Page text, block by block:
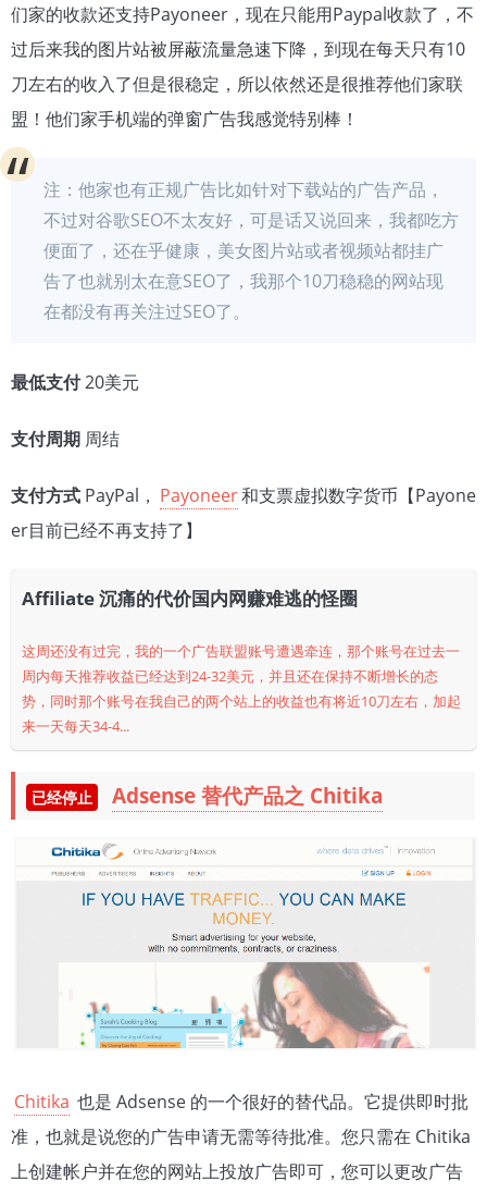
们家的收款还支持Payoneer，现在只能用Paypal收款了，不
过后来我的图片站被屏蔽流量急速下降，到现在每天只有10
刀左右的收入了但是很稳定，所以依然还是很推荐他们家联
盟！他们家手机端的弹窗广告我感觉特别棒！
注：他家也有正规广告比如针对下载站的广告产品，
不过对谷歌SEO不太友好，可是话又说回来，我都吃方
便面了，还在乎健康，美女图片站或者视频站都挂广
告了也就别太在意SEO了，我那个10刀稳稳的网站现
在都没有再关注过SEO了。
最低支付20美元
支付周期 周结
支付方式 PayPal， Payoneer和支票虚拟数字货币【Payone
er目前已经不再支持了】
Affiliate 沉痛的代价国内网赚难逃的怪圈
这周还没有过完，我的一个广告联盟账号遭遇牵连，那个账号在过去一
周内每天推荐收益已经达到24-32美元，并且还在保持不断增长的态
势，同时那个账号在我自己的两个站上的收益也有将近10刀左右，加起
来一天每天34-4...
已经停止 Adsense 替代产品之 Chitika
Chitika 也是 Adsense 的一个很好的替代品。它提供即时批
准，也就是说您的广告申请无需等待批准。您只需在 Chitika
上创建帐户并在您的网站上投放广告即可，您可以更改广告